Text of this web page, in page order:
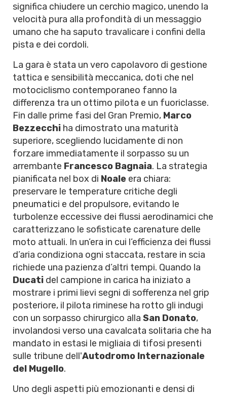
significa chiudere un cerchio magico, unendo la
velocità pura alla profondità di un messaggio
umano che ha saputo travalicare i confini della
pista e dei cordoli.
La gara è stata un vero capolavoro di gestione
tattica e sensibilità meccanica, doti che nel
motociclismo contemporaneo fanno la
differenza tra un ottimo pilota e un fuoriclasse.
Fin dalle prime fasi del Gran Premio, Marco
Bezzecchi ha dimostrato una maturità
superiore, scegliendo lucidamente di non
forzare immediatamente il sorpasso su un
arrembante Francesco Bagnaia. La strategia
pianificata nel box di Noale era chiara:
preservare le temperature critiche degli
pneumatici e del propulsore, evitando le
turbolenze eccessive dei flussi aerodinamici che
caratterizzano le sofisticate carenature delle
moto attuali. In un’era in cui l’efficienza dei flussi
d’aria condiziona ogni staccata, restare in scia
richiede una pazienza d’altri tempi. Quando la
Ducati del campione in carica ha iniziato a
mostrare i primi lievi segni di sofferenza nel grip
posteriore, il pilota riminese ha rotto gli indugi
con un sorpasso chirurgico alla San Donato,
involandosi verso una cavalcata solitaria che ha
mandato in estasi le migliaia di tifosi presenti
sulle tribune dell'Autodromo Internazionale
del Mugello.
Uno degli aspetti più emozionanti e densi di